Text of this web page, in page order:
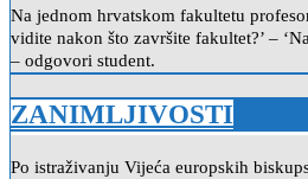
Na jednom hrvatskom fakultetu
vidite nakon što završite fakultet?’ –
– odgovori student.
ZANIMLJIVOSTI
Po istraživanju Vijeća europskih